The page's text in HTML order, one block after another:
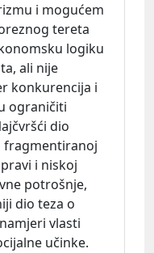
i mogućem
tereta
logiku
ali nije
konkurencija i
ograničiti
dio
fragmentiranoj
i niskoj
potrošnje,
dio teza o
vlasti
učinke.